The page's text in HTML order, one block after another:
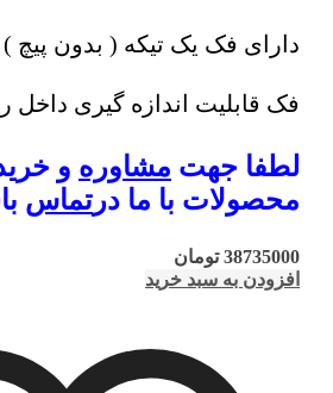
دارای فک یک تیکه ( بدون پیچ )
فک قابلیت اندازه گیری داخل
لطفا جهت مشاوره و
محصولات با ما در تماس
38735000 تومان
افزودن به سبد خرید